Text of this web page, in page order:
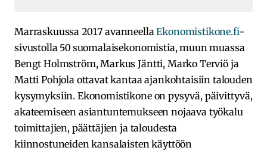
Marraskuussa 2017 avanneellaEkonomistikone.fi-
sivustolla 50 suomalaisekonomistia, muun muassa
Bengt Holmström, Markus Jäntti, Marko Terviö ja
Matti Pohjola ottavat kantaa ajankohtaisiin talouden
kysymyksiin. Ekonomistikone on pysyvä, päivittyvä,
akateemiseen asiantuntemukseen nojaava työkalu
toimittajien, päättäjien ja taloudesta
kiinnostuneiden kansalaisten käyttöön